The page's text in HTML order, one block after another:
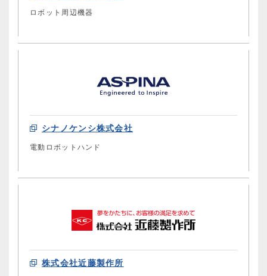
ロボット周辺機器
シナノケンシ株式会社
電動ロボットハンド
株式会社近藤製作所